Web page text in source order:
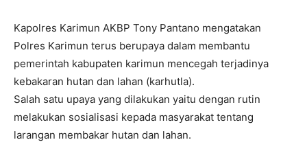
Kapolres Karimun AKBP Tony Pantano mengatakan
Polres Karimun terus berupaya dalam membantu
pemerintah kabupaten karimun mencegah terjadinya
kebakaran hutan dan lahan (karhutla).
Salah satu upaya yang dilakukan yaitu dengan rutin
melakukan sosialisasi kepada masyarakat tentang
larangan membakar hutan dan lahan.